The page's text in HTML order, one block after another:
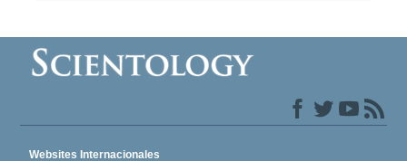
Websites Internacionales